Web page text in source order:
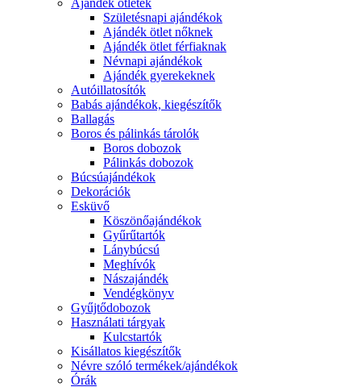
Ajándék ötletek
Születésnapi ajándékok
Ajándék ötlet nőknek
Ajándék ötlet férfiaknak
Névnapi ajándékok
Ajándék gyerekeknek
Autóillatosítók
Babás ajándékok, kiegészítők
Ballagás
Boros és pálinkás tárolók
Boros dobozok
Pálinkás dobozok
Búcsúajándékok
Dekorációk
Esküvő
Köszönőajándékok
Gyűrűtartók
Lánybúcsú
Meghívók
Nászajándék
Vendégkönyv
Gyűjtődobozok
Használati tárgyak
Kulcstartók
Kisállatos kiegészítők
Névre szóló termékek/ajándékok
Órák